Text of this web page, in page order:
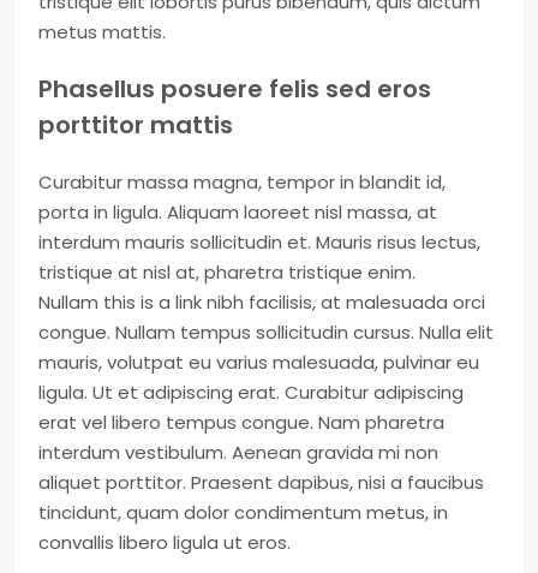
metus mattis.
Phasellus posuere felis sed eros
porttitor mattis
Curabitur massa magna, tempor in blandit id,
porta in ligula. Aliquam laoreet nisl massa, at
interdum mauris sollicitudin et. Mauris risus lectus,
tristique at nisl at, pharetra tristique enim.
Nullam this is a link nibh facilisis, at malesuada orci
congue. Nullam tempus sollicitudin cursus. Nulla elit
mauris, volutpat eu varius malesuada, pulvinar eu
ligula. Ut et adipiscing erat. Curabitur adipiscing
erat vel libero tempus congue. Nam pharetra
interdum vestibulum. Aenean gravida mi non
aliquet porttitor. Praesent dapibus, nisi a faucibus
tincidunt, quam dolor condimentum metus, in
convallis libero ligula ut eros.